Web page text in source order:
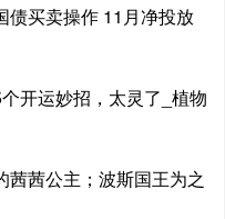
债买卖操作 11月净投放
开运妙招，太灵了_植物
茜茜公主；波斯国王为之